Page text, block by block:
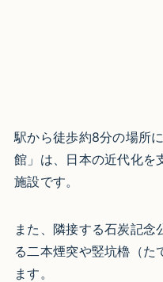
駅から徒歩約8分の場所
館」は、日本の近代化を
施設です。
また、隣接する石炭記
る二本煙突や竪坑櫓（た
ます。​